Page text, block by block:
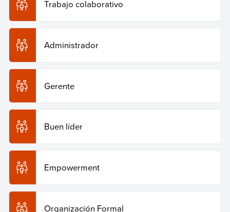
Copiar cita
Trabajo colaborativo
Administrador
Gerente
Buen líder
Empowerment
Organización Formal